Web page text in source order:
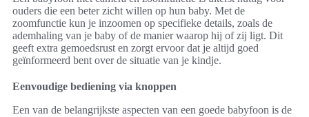
ouders die een beter zicht willen op hun baby. Met de
zoomfunctie kun je inzoomen op specifieke details, zoals de
ademhaling van je baby of de manier waarop hij of zij ligt. Dit
geeft extra gemoedsrust en zorgt ervoor dat je altijd goed
geïnformeerd bent over de situatie van je kindje.
Eenvoudige bediening via knoppen
Een van de belangrijkste aspecten van een goede babyfoon is de